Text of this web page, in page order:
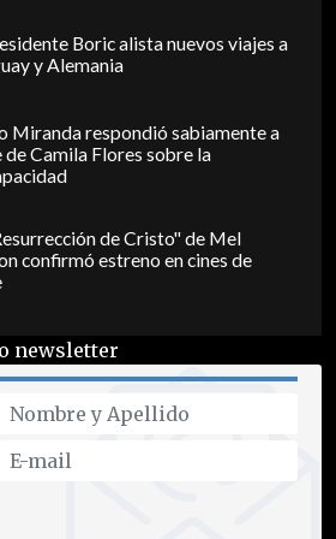
Boric alista nuevos viajes a
y Alemania
Miranda respondió sabiamente a
de Camila Flores sobre la
de Cristo" de Mel
confirmó estreno en cines de
newsletter